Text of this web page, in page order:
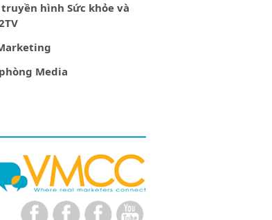
truyền hình Sức khỏe và
Media